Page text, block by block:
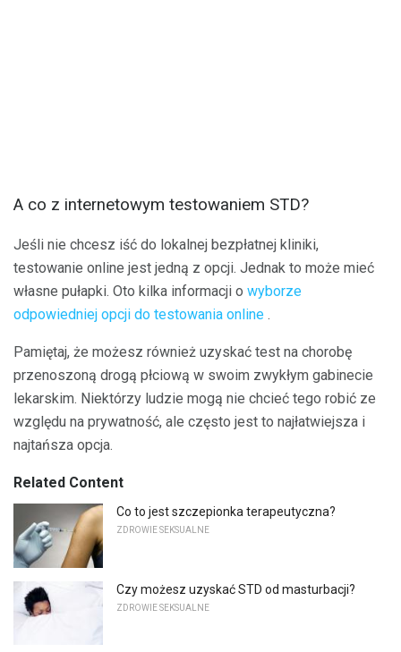
A co z internetowym testowaniem STD?
Jeśli nie chcesz iść do lokalnej bezpłatnej kliniki,
testowanie online jest jedną z opcji. Jednak to może mieć
własne pułapki. Oto kilka informacji o wyborze
odpowiedniej opcji do testowania online .
Pamiętaj, że możesz również uzyskać test na chorobę
przenoszoną drogą płciową w swoim zwykłym gabinecie
lekarskim. Niektórzy ludzie mogą nie chcieć tego robić ze
względu na prywatność, ale często jest to najłatwiejsza i
najtańsza opcja.
Related Content
Co to jest szczepionka terapeutyczna?
ZDROWIE SEKSUALNE
Czy możesz uzyskać STD od masturbacji?
ZDROWIE SEKSUALNE